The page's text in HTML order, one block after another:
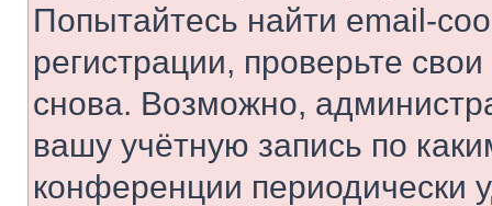
Попытайтесь найти email-
регистрации, проверьте
снова. Возможно,
вашу учётную запись по
конференции периодически